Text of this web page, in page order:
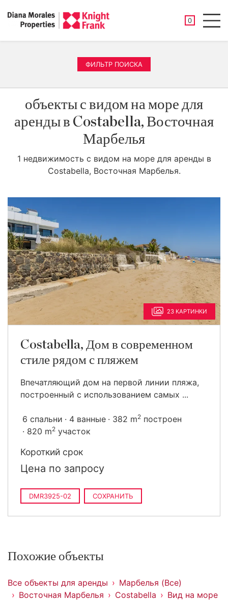
0
ФИЛЬТР ПОИСКА
объекты с видом на море для
аренды в Costabella, Восточная
Марбелья
1 недвижимость с видом на море для аренды в
Costabella, Восточная Марбелья.
23 КАРТИНКИ
Costabella, Дом в современном
стиле рядом с пляжем
Впечатляющий дом на первой линии пляжа,
построенный с использованием самых ...
6 спальни 4 ванные 382 m2 построен
820 m2 участок
Короткий срок
Цена по запросу
DMR3925-02 СОХРАНИТЬ
Похожие объекты
Все объекты для аренды
Марбелья (Все)
Восточная Марбелья
Costabella Вид на море